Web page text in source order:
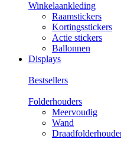
Winkelaankleding
Raamstickers
Kortingsstickers
Actie stickers
Ballonnen
Displays
Bestsellers
Folderhouders
Meervoudig
Wand